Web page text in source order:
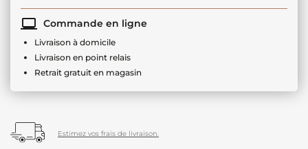
Commande en ligne
Livraison à domicile
Livraison en point relais
Retrait gratuit en magasin
Estimez vos frais de livraison.